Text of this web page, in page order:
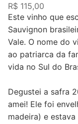
R$ 115,00
Este vinho que
Sauvignon
Vale. O nome do
ao patriarca da
vida no Sul do
Degustei a safra
amei! Ele foi
madeira) e